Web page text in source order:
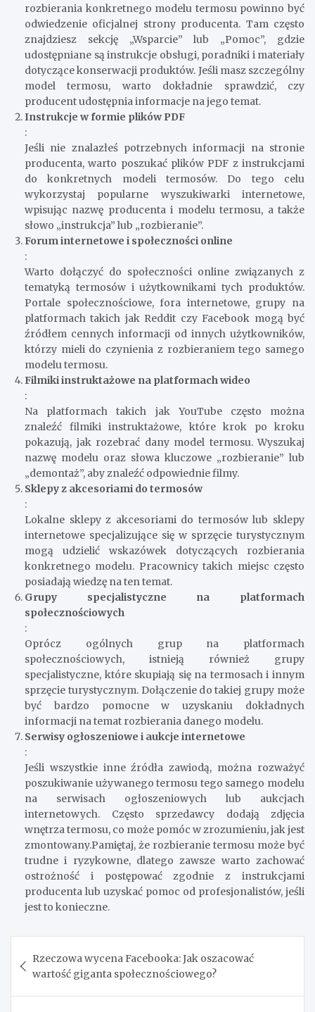
rozbierania konkretnego modelu termosu powinno być
odwiedzenie oficjalnej strony producenta. Tam często
znajdziesz sekcję „Wsparcie” lub „Pomoc”, gdzie
udostępniane są instrukcje obsługi, poradniki i materiały
dotyczące konserwacji produktów. Jeśli masz szczególny
model termosu, warto dokładnie sprawdzić, czy
producent udostępnia informacje na jego temat.
Instrukcje w formie plików PDF
:
Jeśli nie znalazłeś potrzebnych informacji na stronie
producenta, warto poszukać plików PDF z instrukcjami
do konkretnych modeli termosów. Do tego celu
wykorzystaj popularne wyszukiwarki internetowe,
wpisując nazwę producenta i modelu termosu, a także
słowo „instrukcja” lub „rozbieranie”.
Forum internetowe i społeczności online
:
Warto dołączyć do społeczności online związanych z
tematyką termosów i użytkownikami tych produktów.
Portale społecznościowe, fora internetowe, grupy na
platformach takich jak Reddit czy Facebook mogą być
źródłem cennych informacji od innych użytkowników,
którzy mieli do czynienia z rozbieraniem tego samego
modelu termosu.
Filmiki instruktażowe na platformach wideo
:
Na platformach takich jak YouTube często można
znaleźć filmiki instruktażowe, które krok po kroku
pokazują, jak rozebrać dany model termosu. Wyszukaj
nazwę modelu oraz słowa kluczowe „rozbieranie” lub
„demontaż”, aby znaleźć odpowiednie filmy.
Sklepy z akcesoriami do termosów
:
Lokalne sklepy z akcesoriami do termosów lub sklepy
internetowe specjalizujące się w sprzęcie turystycznym
mogą udzielić wskazówek dotyczących rozbierania
konkretnego modelu. Pracownicy takich miejsc często
posiadają wiedzę na ten temat.
Grupy specjalistyczne na platformach
społecznościowych
:
Oprócz ogólnych grup na platformach
społecznościowych, istnieją również grupy
specjalistyczne, które skupiają się na termosach i innym
sprzęcie turystycznym. Dołączenie do takiej grupy może
być bardzo pomocne w uzyskaniu dokładnych
informacji na temat rozbierania danego modelu.
Serwisy ogłoszeniowe i aukcje internetowe
:
Jeśli wszystkie inne źródła zawiodą, można rozważyć
poszukiwanie używanego termosu tego samego modelu
na serwisach ogłoszeniowych lub aukcjach
internetowych. Często sprzedawcy dodają zdjęcia
wnętrza termosu, co może pomóc w zrozumieniu, jak jest
zmontowany.Pamiętaj, że rozbieranie termosu może być
trudne i ryzykowne, dlatego zawsze warto zachować
ostrożność i postępować zgodnie z instrukcjami
producenta lub uzyskać pomoc od profesjonalistów, jeśli
jest to konieczne.
wpisu
Rzeczowa wycena Facebooka: Jak oszacować
wartość giganta społecznościowego?